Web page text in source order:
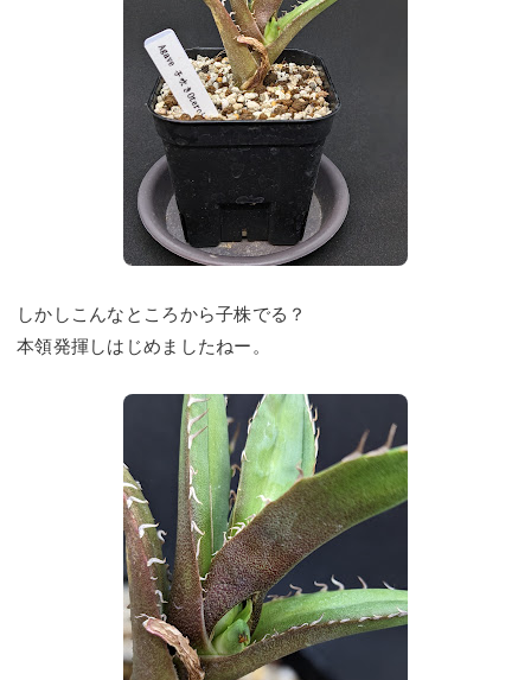
しかしこんなところから子株でる？
本領発揮しはじめましたねー。